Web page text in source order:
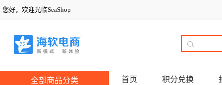
您好，欢迎光临SeaShop
全部商品分类 首页 积分兑换